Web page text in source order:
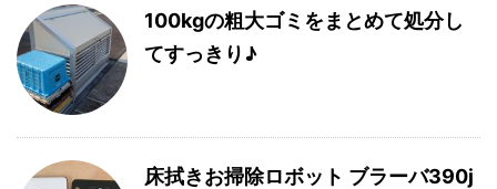
100kgの粗大ゴミをまとめて処分し
てすっきり♪
床拭きお掃除ロボット ブラーバ390j